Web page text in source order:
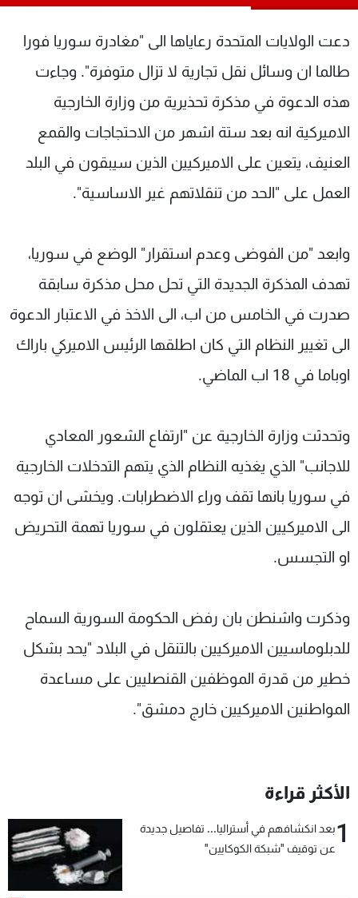
دعت الولايات المتحدة رعاياها الى "مغادرة سوريا فورا
طالما ان وسائل نقل تجارية لا تزال متوفرة". وجاءت
هذه الدعوة في مذكرة تحذيرية من وزارة الخارجية
الاميركية انه بعد ستة اشهر من الاحتجاجات والقمع
العنيف، يتعين على الاميركيين الذين سيبقون في البلد
العمل على "الحد من تنقلاتهم غير الاساسية".
وابعد "من الفوضى وعدم استقرار" الوضع في سوريا،
تهدف المذكرة الجديدة التي تحل محل مذكرة سابقة
صدرت في الخامس من اب، الى الاخذ في الاعتبار الدعوة
الى تغيير النظام التي كان اطلقها الرئيس الاميركي باراك
اوباما في 18 اب الماضي.
وتحدثت وزارة الخارجية عن "ارتفاع الشعور المعادي
للاجانب" الذي يغذيه النظام الذي يتهم التدخلات الخارجية
في سوريا بانها تقف وراء الاضطرابات. ويخشى ان توجه
الى الاميركيين الذين يعتقلون في سوريا تهمة التحريض
او التجسس.
وذكرت واشنطن بان رفض الحكومة السورية السماح
للدبلوماسيين الاميركيين بالتنقل في البلاد "يحد بشكل
خطير من قدرة الموظفين القنصليين على مساعدة
المواطنين الاميركيين خارج دمشق".
الأكثر قراءة
1بعد انكشافهم في أستراليا... تفاصيل جديدة
عن توقيف "شبكة الكوكايين"
الترددات
الإنـتـاج
لاعلاناتكم
تواصل معنا
شروط الإسـتخدام
سياسة الخصوصية